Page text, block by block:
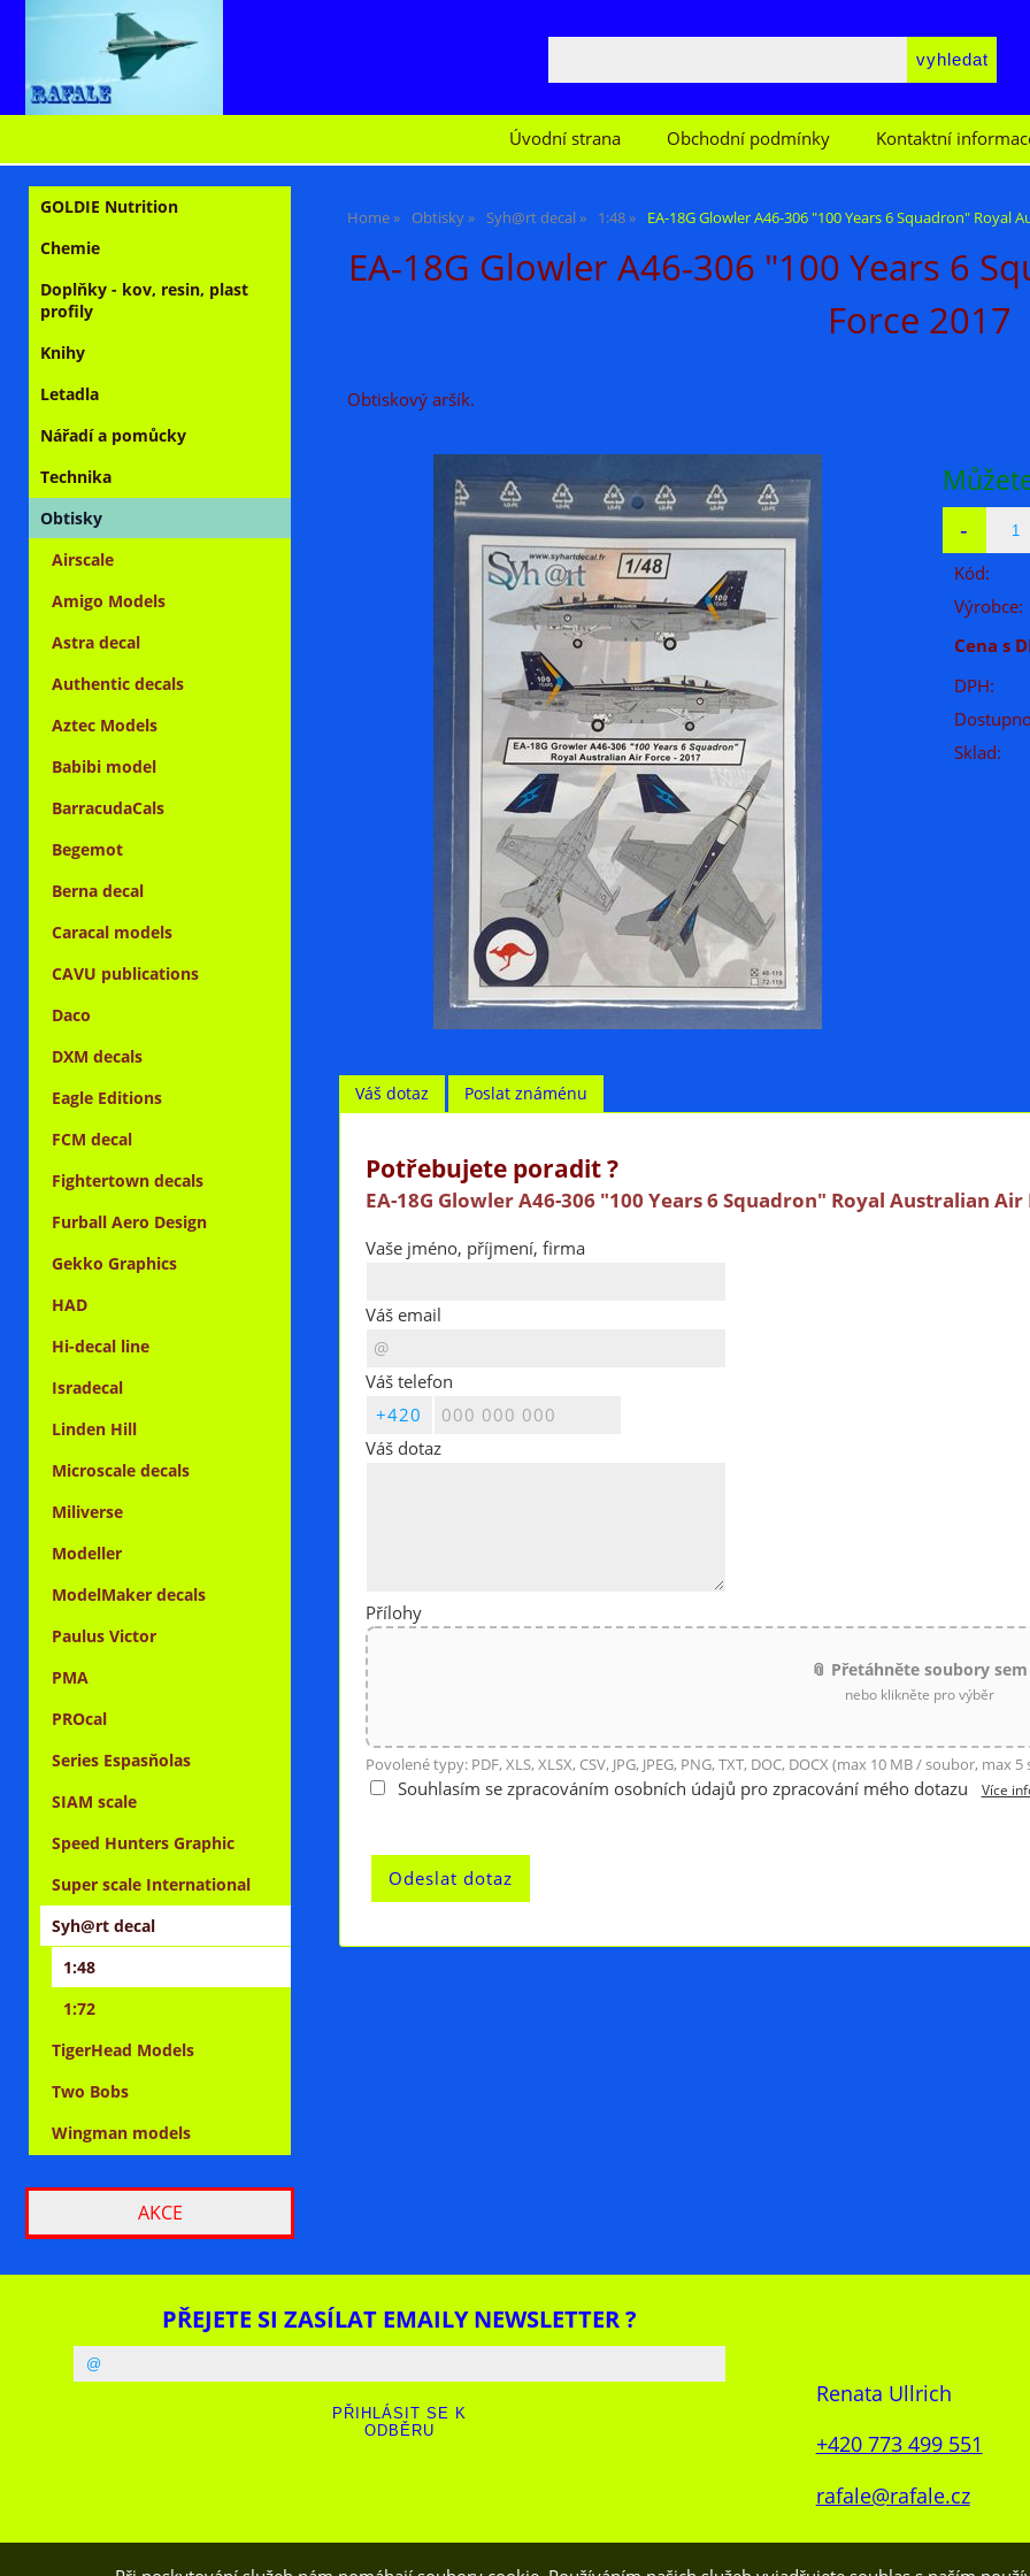
Úvodní strana Obchodní podmínky Kontaktní
Home Obtisky Syh@rt decal 1:48 EA-18G Glowler A46-306 "100 Years 6 Squadron" Royal
EA-18G Glowler A46-306 "100 Years 6
Force 2017
Obtiskový aršík.
Kód:
Výrobce:
Cena s
DPH:
Sklad:
Váš dotaz Poslat známénu
Potřebujete poradit ?
EA-18G Glowler A46-306 "100 Years 6 Squadron" Royal Australian Air
Vaše jméno, příjmení, firma
Váš email
Váš telefon
Váš dotaz
Přílohy
📎 Přetáhněte soubory sem
nebo klikněte pro výběr
Povolené typy: PDF, XLS, XLSX, CSV, JPG, JPEG, PNG, TXT, DOC, DOCX (max 10 MB / soubor, max
Souhlasím se zpracováním osobních údajů pro zpracování mého dotazu Více
GOLDIE Nutrition
Chemie
Doplňky - kov, resin, plast
profily
Knihy
Letadla
Nářadí a pomůcky
Technika
Obtisky
Airscale
Amigo Models
Astra decal
Authentic decals
Aztec Models
Babibi model
BarracudaCals
Begemot
Berna decal
Caracal models
CAVU publications
Daco
DXM decals
Eagle Editions
FCM decal
Fightertown decals
Furball Aero Design
Gekko Graphics
HAD
Hi-decal line
Isradecal
Linden Hill
Microscale decals
Miliverse
Modeller
ModelMaker decals
Paulus Victor
PMA
PROcal
Series Espasňolas
SIAM scale
Speed Hunters Graphic
Super scale International
Syh@rt decal
1:48
1:72
TigerHead Models
Two Bobs
Wingman models
AKCE
PŘEJETE SI ZASÍLAT EMAILY NEWSLETTER ?
Renata Ullrich
+420 773 499 551
rafale@rafale.cz